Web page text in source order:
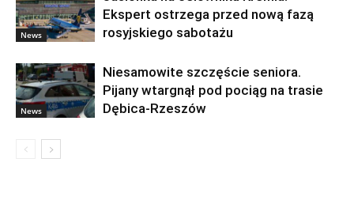
News
Ekspert ostrzega przed nową fazą
rosyjskiego sabotażu
News
Niesamowite szczęście seniora.
Pijany wtargnął pod pociąg na trasie
Dębica-Rzeszów